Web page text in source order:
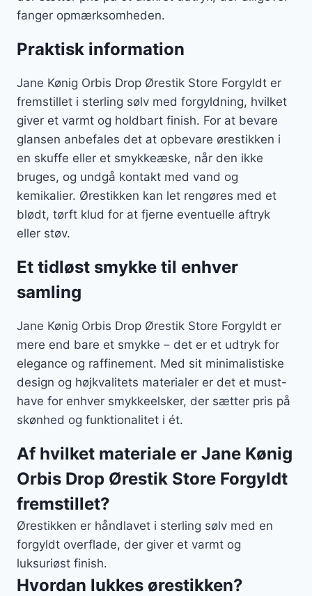
fanger opmærksomheden.
Praktisk information
Jane Kønig Orbis Drop Ørestik Store Forgyldt er
fremstillet i sterling sølv med forgyldning, hvilket
giver et varmt og holdbart finish. For at bevare
glansen anbefales det at opbevare ørestikken i
en skuffe eller et smykkeæske, når den ikke
bruges, og undgå kontakt med vand og
kemikalier. Ørestikken kan let rengøres med et
blødt, tørft klud for at fjerne eventuelle aftryk
eller støv.
Et tidløst smykke til enhver
samling
Jane Kønig Orbis Drop Ørestik Store Forgyldt er
mere end bare et smykke – det er et udtryk for
elegance og raffinement. Med sit minimalistiske
design og højkvalitets materialer er det et must-
have for enhver smykkeelsker, der sætter pris på
skønhed og funktionalitet i ét.
Af hvilket materiale er Jane Kønig
Orbis Drop Ørestik Store Forgyldt
fremstillet?
Ørestikken er håndlavet i sterling sølv med en
forgyldt overflade, der giver et varmt og
luksuriøst finish.
Hvordan lukkes ørestikken?